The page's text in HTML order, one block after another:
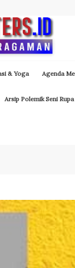
& Yoga Agenda
Arsip Polemik Seni Rupa